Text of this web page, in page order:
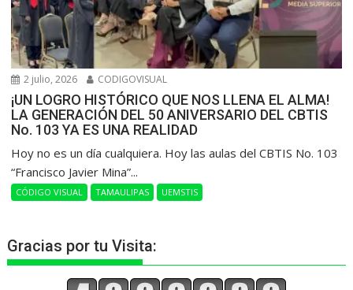
2 julio, 2026 CODIGOVISUAL
¡UN LOGRO HISTÓRICO QUE NOS LLENA EL ALMA!
LA GENERACIÓN DEL 50 ANIVERSARIO DEL CBTIS
No. 103 YA ES UNA REALIDAD
Hoy no es un día cualquiera. Hoy las aulas del CBTIS No. 103
“Francisco Javier Mina”...
CÓDIGO VISUAL TAMAULIPAS UEMSTIS
Gracias por tu Visita: